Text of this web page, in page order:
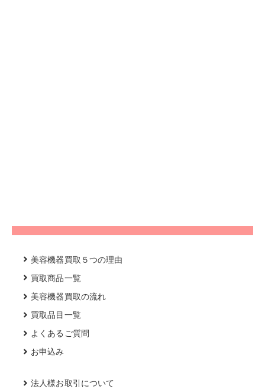
美容機器買取５つの理由
買取商品一覧
美容機器買取の流れ
買取品目一覧
よくあるご質問
お申込み
法人様お取引について